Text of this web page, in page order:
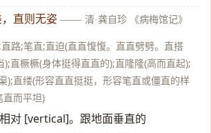
直则无姿 —— 清·龚自珍 《病梅馆记》
路;笔直;直迫(直直愎愎。直直劈劈。直搭
);直橛橛(身体挺得直直的);直隆隆(高而直起);
);直缕(形容直直挺挺，形容笔直或僵直的样
直而平坦)
对 [vertical]。跟地面垂直的